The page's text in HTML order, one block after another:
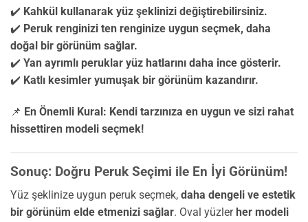
✔️ Kahkül kullanarak yüz şeklinizi değiştirebilirsiniz.
✔️ Peruk renginizi ten renginize uygun seçmek, daha
doğal bir görünüm sağlar.
✔️ Yan ayrımlı peruklar yüz hatlarını daha ince gösterir.
✔️ Katlı kesimler yumuşak bir görünüm kazandırır.
📌 En Önemli Kural: Kendi tarzınıza en uygun ve sizi rahat
hissettiren modeli seçmek!
Sonuç: Doğru Peruk Seçimi ile En İyi Görünüm!
Yüz şeklinize uygun peruk seçmek, daha dengeli ve estetik
bir görünüm elde etmenizi sağlar. Oval yüzlerher modeli